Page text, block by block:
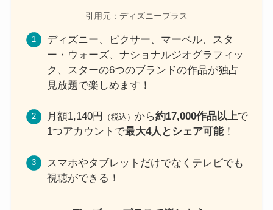
引用元：ディズニープラス
ディズニー、ピクサー、マーベル、スタ
ー・ウォーズ、ナショナルジオグラフィッ
ク、スターの6つのブランドの作品が独占
見放題で楽しめます！
月額1,140円 （税込） から約17,000作品以上で
1つアカウントで最大4人とシェア可能！
スマホやタブレットだけでなくテレビでも
視聴ができる！